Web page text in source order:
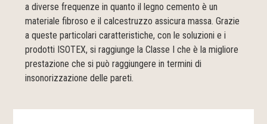
a diverse frequenze in quanto il legno cemento è un
materiale fibroso e il calcestruzzo assicura massa. Grazie
a queste particolari caratteristiche, con le soluzioni e i
prodotti ISOTEX, si raggiunge la Classe I che è la migliore
prestazione che si può raggiungere in termini di
insonorizzazione delle pareti.